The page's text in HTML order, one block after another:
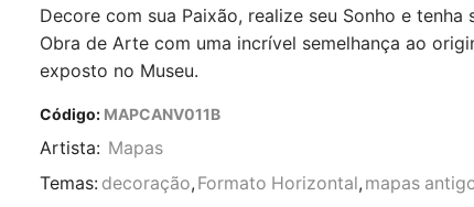
Decore com sua Paixão, realize seu Sonho e tenha
Obra de Arte com uma incrível semelhança ao
exposto no Museu.
Código: MAPCANV011B
Artista: Mapas
Temas: decoração, Formato Horizontal, mapas